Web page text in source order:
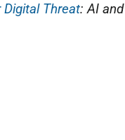
Threat: AI and